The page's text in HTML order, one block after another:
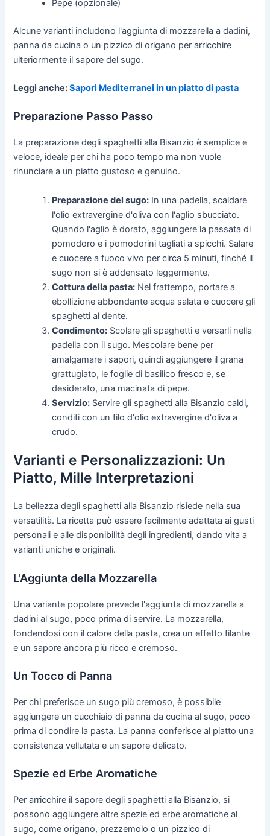
Pepe (opzionale)
Alcune varianti includono l'aggiunta di mozzarella a dadini,
panna da cucina o un pizzico di origano per arricchire
ulteriormente il sapore del sugo.
Leggi anche:Sapori Mediterranei in un piatto di pasta
Preparazione Passo Passo
La preparazione degli spaghetti alla Bisanzio è semplice e
veloce, ideale per chi ha poco tempo ma non vuole
rinunciare a un piatto gustoso e genuino.
Preparazione del sugo: In una padella, scaldare
l'olio extravergine d'oliva con l'aglio sbucciato.
Quando l'aglio è dorato, aggiungere la passata di
pomodoro e i pomodorini tagliati a spicchi. Salare
e cuocere a fuoco vivo per circa 5 minuti, finché il
sugo non si è addensato leggermente.
Cottura della pasta: Nel frattempo, portare a
ebollizione abbondante acqua salata e cuocere gli
spaghetti al dente.
Condimento: Scolare gli spaghetti e versarli nella
padella con il sugo. Mescolare bene per
amalgamare i sapori, quindi aggiungere il grana
grattugiato, le foglie di basilico fresco e, se
desiderato, una macinata di pepe.
Servizio: Servire gli spaghetti alla Bisanzio caldi,
conditi con un filo d'olio extravergine d'oliva a
crudo.
Varianti e Personalizzazioni: Un
Piatto, Mille Interpretazioni
La bellezza degli spaghetti alla Bisanzio risiede nella sua
versatilità. La ricetta può essere facilmente adattata ai gusti
personali e alle disponibilità degli ingredienti, dando vita a
varianti uniche e originali.
L'Aggiunta della Mozzarella
Una variante popolare prevede l'aggiunta di mozzarella a
dadini al sugo, poco prima di servire. La mozzarella,
fondendosi con il calore della pasta, crea un effetto filante
e un sapore ancora più ricco e cremoso.
Un Tocco di Panna
Per chi preferisce un sugo più cremoso, è possibile
aggiungere un cucchiaio di panna da cucina al sugo, poco
prima di condire la pasta. La panna conferisce al piatto una
consistenza vellutata e un sapore delicato.
Spezie ed Erbe Aromatiche
Per arricchire il sapore degli spaghetti alla Bisanzio, si
possono aggiungere altre spezie ed erbe aromatiche al
sugo, come origano, prezzemolo o un pizzico di